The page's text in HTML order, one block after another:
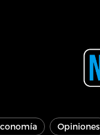
Opiniones